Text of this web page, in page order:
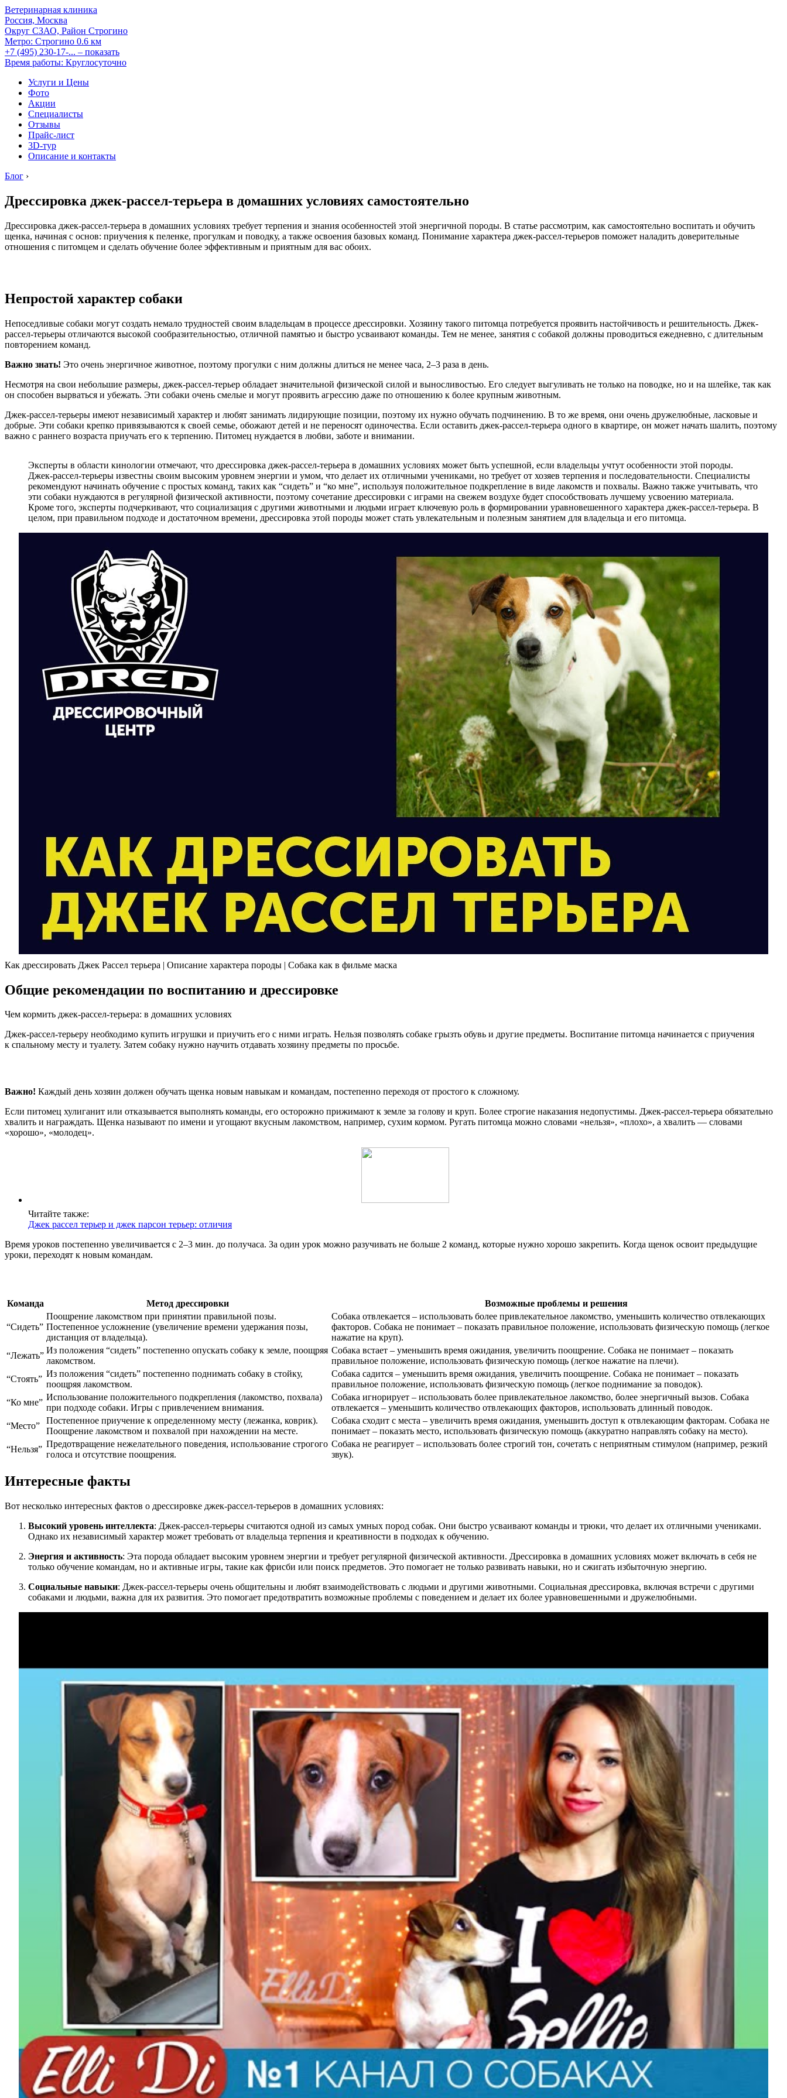
Ветеринарная клиника
Россия, Москва
Округ СЗАО, Район Строгино
Метро: Строгино 0.6 км
+7 (495) 230-17-... – показать
Время работы: Круглосуточно
Услуги и Цены
Фото
Акции
Специалисты
Отзывы
Прайс-лист
3D-тур
Описание и контакты
Блог ›
Дрессировка джек-рассел-терьера в домашних условиях самостоятельно
Дрессировка джек-рассел-терьера в домашних условиях требует терпения и знания особенностей этой энергичной породы. В статье рассмотрим, как самостоятельно воспитать и обучить
щенка, начиная с основ: приучения к пеленке, прогулкам и поводку, а также освоения базовых команд. Понимание характера джек-рассел-терьеров поможет наладить доверительные
отношения с питомцем и сделать обучение более эффективным и приятным для вас обоих.
Непростой характер собаки
Непоседливые собаки могут создать немало трудностей своим владельцам в процессе дрессировки. Хозяину такого питомца потребуется проявить настойчивость и решительность. Джек-
рассел-терьеры отличаются высокой сообразительностью, отличной памятью и быстро усваивают команды. Тем не менее, занятия с собакой должны проводиться ежедневно, с длительным
повторением команд.
Важно знать! Это очень энергичное животное, поэтому прогулки с ним должны длиться не менее часа, 2–3 раза в день.
Несмотря на свои небольшие размеры, джек-рассел-терьер обладает значительной физической силой и выносливостью. Его следует выгуливать не только на поводке, но и на шлейке, так как
он способен вырваться и убежать. Эти собаки очень смелые и могут проявить агрессию даже по отношению к более крупным животным.
Джек-рассел-терьеры имеют независимый характер и любят занимать лидирующие позиции, поэтому их нужно обучать подчинению. В то же время, они очень дружелюбные, ласковые и
добрые. Эти собаки крепко привязываются к своей семье, обожают детей и не переносят одиночества. Если оставить джек-рассел-терьера одного в квартире, он может начать шалить, поэтому
важно с раннего возраста приучать его к терпению. Питомец нуждается в любви, заботе и внимании.
Эксперты в области кинологии отмечают, что дрессировка джек-рассел-терьера в домашних условиях может быть успешной, если владельцы учтут особенности этой породы.
Джек-рассел-терьеры известны своим высоким уровнем энергии и умом, что делает их отличными учениками, но требует от хозяев терпения и последовательности. Специалисты
рекомендуют начинать обучение с простых команд, таких как “сидеть” и “ко мне”, используя положительное подкрепление в виде лакомств и похвалы. Важно также учитывать, что
эти собаки нуждаются в регулярной физической активности, поэтому сочетание дрессировки с играми на свежем воздухе будет способствовать лучшему усвоению материала.
Кроме того, эксперты подчеркивают, что социализация с другими животными и людьми играет ключевую роль в формировании уравновешенного характера джек-рассел-терьера. В
целом, при правильном подходе и достаточном времени, дрессировка этой породы может стать увлекательным и полезным занятием для владельца и его питомца.
Как дрессировать Джек Рассел терьера | Описание характера породы | Собака как в фильме маска
Общие рекомендации по воспитанию и дрессировке
Чем кормить джек-рассел-терьера: в домашних условиях
Джек-рассел-терьеру необходимо купить игрушки и приучить его с ними играть. Нельзя позволять собаке грызть обувь и другие предметы. Воспитание питомца начинается с приучения
к спальному месту и туалету. Затем собаку нужно научить отдавать хозяину предметы по просьбе.
Важно! Каждый день хозяин должен обучать щенка новым навыкам и командам, постепенно переходя от простого к сложному.
Если питомец хулиганит или отказывается выполнять команды, его осторожно прижимают к земле за голову и круп. Более строгие наказания недопустимы. Джек-рассел-терьера обязательно
хвалить и награждать. Щенка называют по имени и угощают вкусным лакомством, например, сухим кормом. Ругать питомца можно словами «нельзя», «плохо», а хвалить — словами
«хорошо», «молодец».
Читайте также:
Джек рассел терьер и джек парсон терьер: отличия
Время уроков постепенно увеличивается с 2–3 мин. до получаса. За один урок можно разучивать не больше 2 команд, которые нужно хорошо закрепить. Когда щенок освоит предыдущие
уроки, переходят к новым командам.
Команда Метод дрессировки Возможные проблемы и решения
“Сидеть”
Поощрение лакомством при принятии правильной позы.
Постепенное усложнение (увеличение времени удержания позы,
дистанция от владельца).
Собака отвлекается – использовать более привлекательное лакомство, уменьшить количество отвлекающих
факторов. Собака не понимает – показать правильное положение, использовать физическую помощь (легкое
нажатие на круп).
“Лежать”
Из положения “сидеть” постепенно опускать собаку к земле, поощряя
лакомством.
Собака встает – уменьшить время ожидания, увеличить поощрение. Собака не понимает – показать
правильное положение, использовать физическую помощь (легкое нажатие на плечи).
“Стоять”
Из положения “сидеть” постепенно поднимать собаку в стойку,
поощряя лакомством.
Собака садится – уменьшить время ожидания, увеличить поощрение. Собака не понимает – показать
правильное положение, использовать физическую помощь (легкое поднимание за поводок).
“Ко мне”
Использование положительного подкрепления (лакомство, похвала)
при подходе собаки. Игры с привлечением внимания.
Собака игнорирует – использовать более привлекательное лакомство, более энергичный вызов. Собака
отвлекается – уменьшить количество отвлекающих факторов, использовать длинный поводок.
“Место”
Постепенное приучение к определенному месту (лежанка, коврик).
Поощрение лакомством и похвалой при нахождении на месте.
Собака сходит с места – увеличить время ожидания, уменьшить доступ к отвлекающим факторам. Собака не
понимает – показать место, использовать физическую помощь (аккуратно направлять собаку на место).
“Нельзя”
Предотвращение нежелательного поведения, использование строгого
голоса и отсутствие поощрения.
Собака не реагирует – использовать более строгий тон, сочетать с неприятным стимулом (например, резкий
звук).
Интересные факты
Вот несколько интересных фактов о дрессировке джек-рассел-терьеров в домашних условиях:
Высокий уровень интеллекта: Джек-рассел-терьеры считаются одной из самых умных пород собак. Они быстро усваивают команды и трюки, что делает их отличными учениками.
Однако их независимый характер может требовать от владельца терпения и креативности в подходах к обучению.
Энергия и активность: Эта порода обладает высоким уровнем энергии и требует регулярной физической активности. Дрессировка в домашних условиях может включать в себя не
только обучение командам, но и активные игры, такие как фрисби или поиск предметов. Это помогает не только развивать навыки, но и сжигать избыточную энергию.
Социальные навыки: Джек-рассел-терьеры очень общительны и любят взаимодействовать с людьми и другими животными. Социальная дрессировка, включая встречи с другими
собаками и людьми, важна для их развития. Это помогает предотвратить возможные проблемы с поведением и делает их более уравновешенными и дружелюбными.